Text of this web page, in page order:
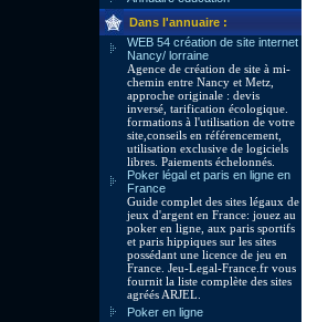
Dans l'annuaire :
WEB 54 création de site internet
Nancy/ lorraine
Agence de création de site à mi-
chemin entre Nancy et Metz,
approche originale : devis
inversé, tarification écologique.
formations à l'utilisation de votre
site,conseils en référencement,
utilisation exclusive de logiciels
libres. Paiements échelonnés.
Poker légal et paris en ligne en
France
Guide complet des sites légaux de
jeux d'argent en France: jouez au
poker en ligne, aux paris sportifs
et paris hippiques sur les sites
possédant une licence de jeu en
France. Jeu-Legal-France.fr vous
fournit la liste complète des sites
agréés ARJEL.
Poker en ligne